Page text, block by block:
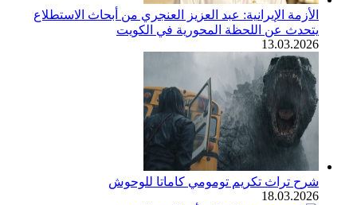
الأزمة الإيرانية: عبد العزيز العنجري من أبحاث الاستطلاع
يتحدث عن اللحظة المحورية في الكويت
13.03.2026
شرح تراث تكريم تومومي كاماتا للوحوش
18.03.2026